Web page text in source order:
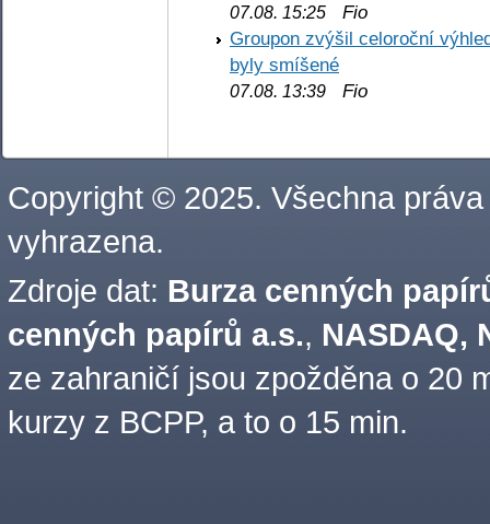
07.08. 15:25 Fio
Groupon zvýšil celoroční
byly smíšené
07.08. 13:39 Fio
Copyright © 2025. Všechna práva
vyhrazena.
Zdroje dat: Burza cenných
cenných papírů a.s., NASDAQ,
ze zahraničí jsou zpožděna o 20
kurzy z BCPP, a to o 15 min.